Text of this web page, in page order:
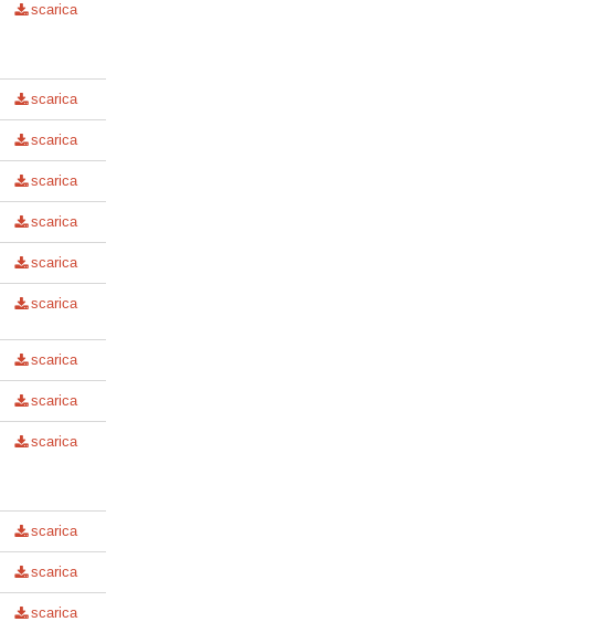
scarica
scarica
scarica
scarica
scarica
scarica
scarica
scarica
scarica
scarica
scarica
scarica
scarica